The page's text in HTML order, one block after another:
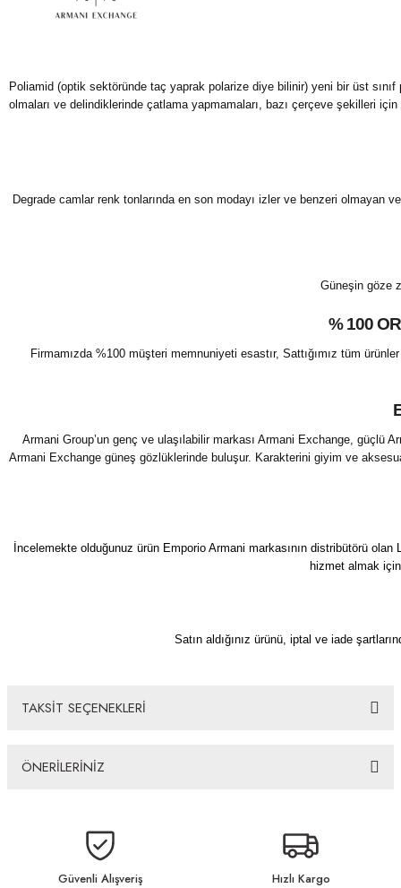
Poliamid (optik sektöründe taç yaprak polarize diye bilinir) yeni bir üst
olmaları ve delindiklerinde çatlama yapmamaları, bazı çerçeve şekilleri
Degrade camlar renk tonlarında en son modayı izler ve benzeri olmayan
Güneşin göze
% 100
Firmamızda %100 müşteri memnuniyeti esastır, Sattığımız tüm
Armani Group’un genç ve ulaşılabilir markası Armani Exchange,
Armani Exchange güneş gözlüklerinde buluşur. Karakterini giyim ve
İncelemekte olduğunuz ürün Emporio Armani markasının distribütörü
hizmet almak
Satın aldığınız ürünü, iptal ve iade
TAKSİT SEÇENEKLERİ
ÖNERİLERİNİZ
yetersiz gördüğünüz noktaları öneri formunu kullanarak tarafımıza
Görüş ve önerileriniz için teşekkür ederiz.
Güvenli Alışveriş Hızlı Kargo